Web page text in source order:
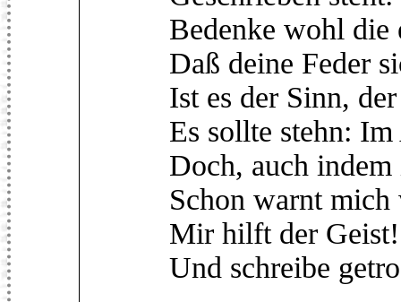
Bedenke wohl die
Daß deine Feder
Ist es der Sinn,
Es sollte stehn:
Doch, auch indem
Schon warnt
Mir hilft der
Und schreibe